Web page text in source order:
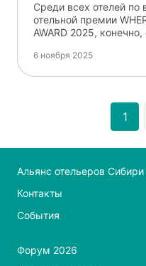
Среди всех отелей по
отельной премии
AWARD 2025,
6 ноября 2025
1
Альянс отельеров Сибири
Контакты
События
Форум 2026